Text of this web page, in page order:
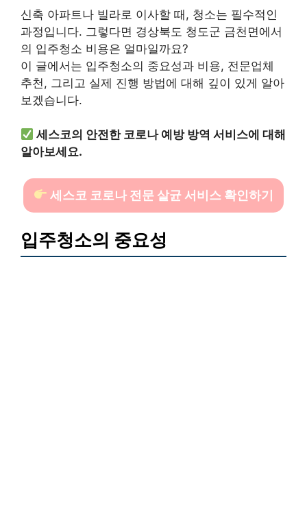
신축 아파트나 빌라로 이사할 때, 청소는 필수적인
과정입니다. 그렇다면 경상북도 청도군 금천면에서
의 입주청소 비용은 얼마일까요?
이 글에서는 입주청소의 중요성과 비용, 전문업체
추천, 그리고 실제 진행 방법에 대해 깊이 있게 알아
보겠습니다.
세스코의 안전한 코로나 예방 방역 서비스에 대해
알아보세요.
세스코 코로나 전문 살균 서비스 확인하기
입주청소의 중요성